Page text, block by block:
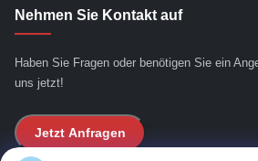
Nehmen Sie Kontakt auf
Haben Sie Fragen oder benötigen Sie ein
uns jetzt!
Jetzt Anfragen